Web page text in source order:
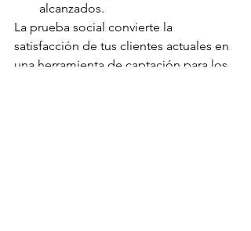
alcanzados.
La prueba social convierte la
satisfacción de tus clientes actuales en
una herramienta de captación para los